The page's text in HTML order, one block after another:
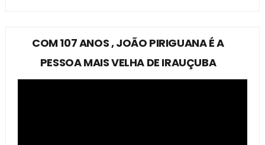
COM 107 ANOS , JOÃO PIRIGUANA É A
PESSOA MAIS VELHA DE IRAUÇUBA